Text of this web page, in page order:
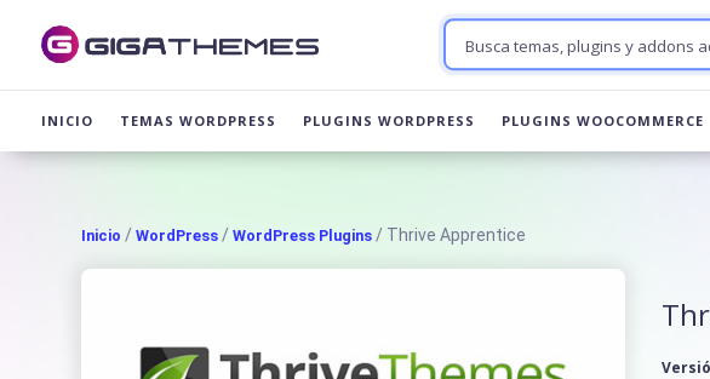
INICIO TEMAS WORDPRESS PLUGINS WORDPRESS PLUGINS WOOCOMMERCE
Inicio /WordPress /WordPress Plugins / Thrive Apprentice